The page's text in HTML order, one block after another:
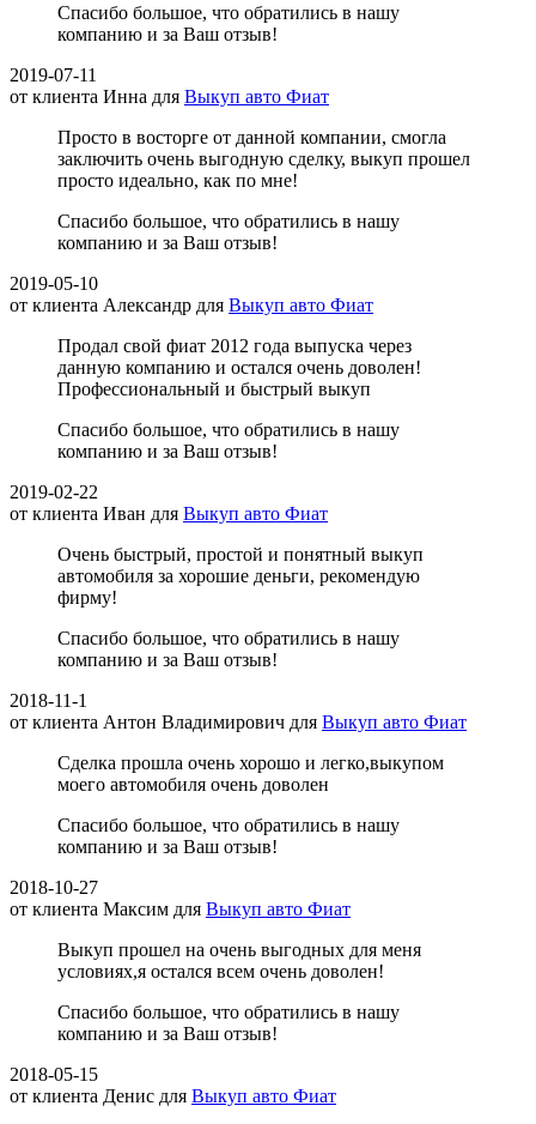
Спасибо большое, что обратились в нашу
компанию и за Ваш отзыв!
2019-07-11
от клиента Инна для Выкуп авто Фиат
Просто в восторге от данной компании, смогла
заключить очень выгодную сделку, выкуп прошел
просто идеально, как по мне!
Спасибо большое, что обратились в нашу
компанию и за Ваш отзыв!
2019-05-10
от клиента Александр для Выкуп авто Фиат
Продал свой фиат 2012 года выпуска через
данную компанию и остался очень доволен!
Профессиональный и быстрый выкуп
Спасибо большое, что обратились в нашу
компанию и за Ваш отзыв!
2019-02-22
от клиента Иван для Выкуп авто Фиат
Очень быстрый, простой и понятный выкуп
автомобиля за хорошие деньги, рекомендую
фирму!
Спасибо большое, что обратились в нашу
компанию и за Ваш отзыв!
2018-11-1
от клиента Антон Владимирович для Выкуп авто Фиат
Сделка прошла очень хорошо и легко,выкупом
моего автомобиля очень доволен
Спасибо большое, что обратились в нашу
компанию и за Ваш отзыв!
2018-10-27
от клиента Максим для Выкуп авто Фиат
Выкуп прошел на очень выгодных для меня
условиях,я остался всем очень доволен!
Спасибо большое, что обратились в нашу
компанию и за Ваш отзыв!
2018-05-15
от клиента Денис для Выкуп авто Фиат